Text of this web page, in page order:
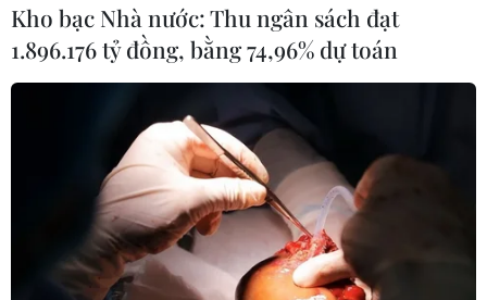
CƠ QUAN CHỦ QUẢN: THÔNG TẤN XÃ VIỆT NAM
Tổng Biên tập: TRẦN TIẾN DUẨN
Phó Tổng Biên tập: NGUYỄN THỊ TÁM, KHÚC THANH
THỦY
Kho bạc Nhà nước: Thu ngân sách đạt
1.896.176 tỷ đồng, bằng 74,96% dự toán